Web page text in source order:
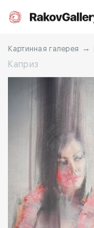
Москва
CN
Каталог
О нас
Картинная галерея →
Каприз